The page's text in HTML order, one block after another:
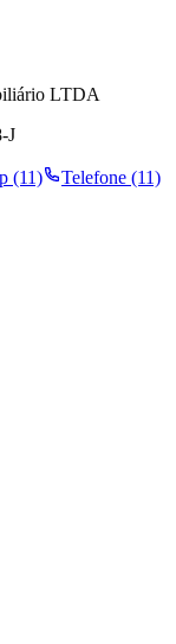
LTDA
J
(11)
Telefone (11)